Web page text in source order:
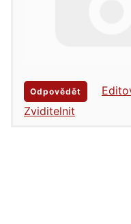
Odpovědět
Zviditelnit